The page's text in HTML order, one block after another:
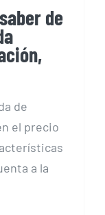
de
de
el precio
a la